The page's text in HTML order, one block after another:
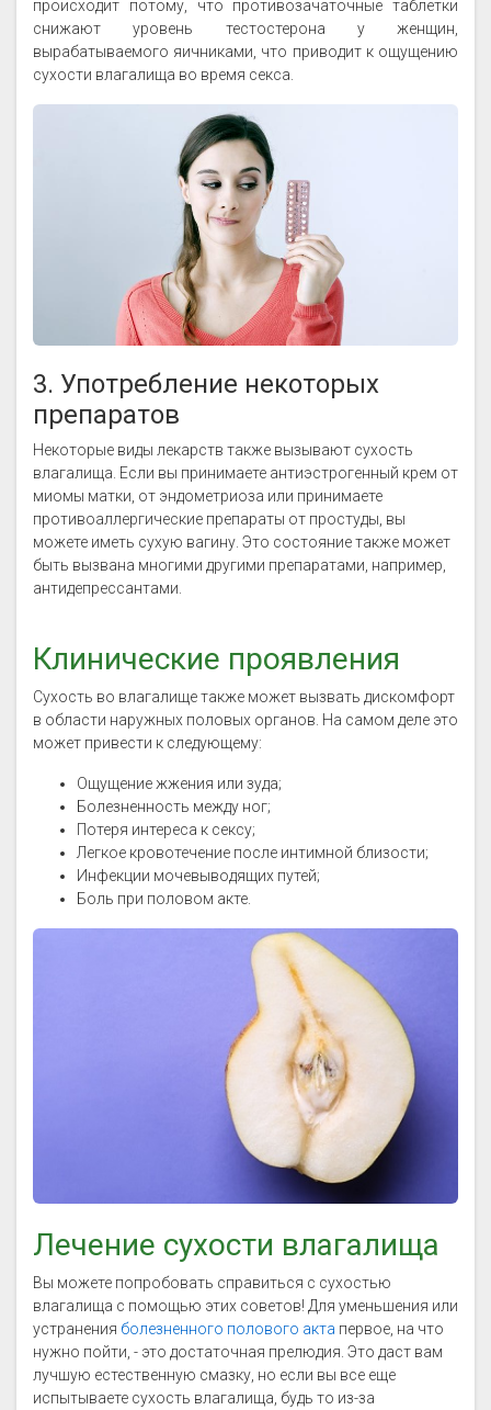
происходит потому, что противозачаточные таблетки
снижают уровень тестостерона у женщин,
вырабатываемого яичниками, что приводит к ощущению
сухости влагалища во время секса.
3. Употребление некоторых
препаратов
Некоторые виды лекарств также вызывают сухость
влагалища. Если вы принимаете антиэстрогенный крем от
миомы матки, от эндометриоза или принимаете
противоаллергические препараты от простуды, вы
можете иметь сухую вагину. Это состояние также может
быть вызвана многими другими препаратами, например,
антидепрессантами.
Клинические проявления
Сухость во влагалище также может вызвать дискомфорт
в области наружных половых органов. На самом деле это
может привести к следующему:
Ощущение жжения или зуда;
Болезненность между ног;
Потеря интереса к сексу;
Легкое кровотечение после интимной близости;
Инфекции мочевыводящих путей;
Боль при половом акте.
Лечение сухости влагалища
Вы можете попробовать справиться с сухостью
влагалища с помощью этих советов! Для уменьшения или
устранения болезненного полового акта первое, на что
нужно пойти, - это достаточная прелюдия. Это даст вам
лучшую естественную смазку, но если вы все еще
испытываете сухость влагалища, будь то из-за